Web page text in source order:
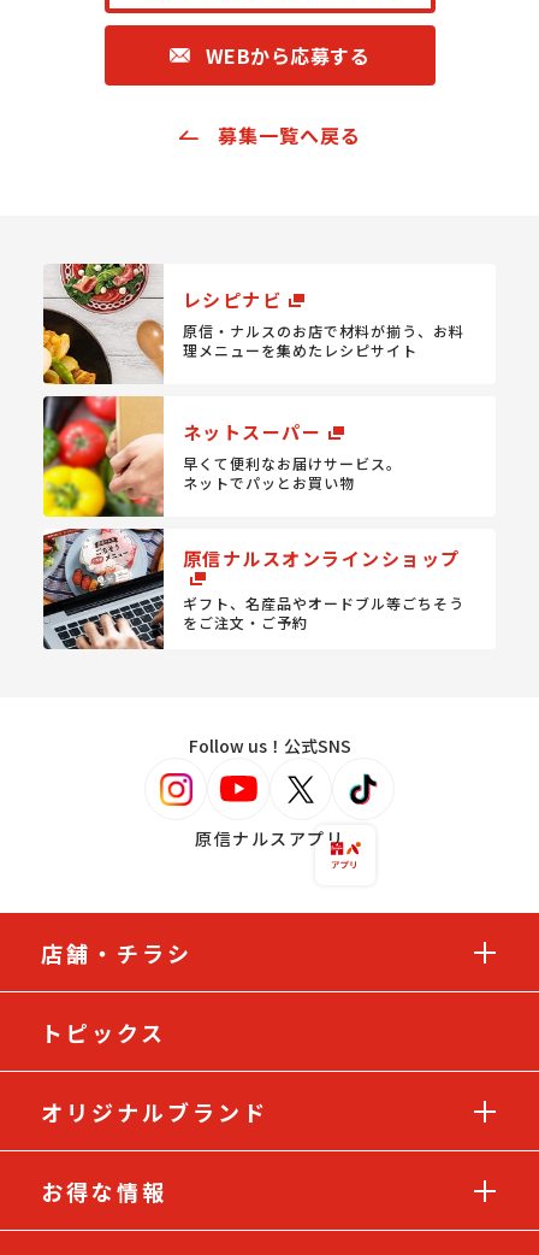
WEBから応募する
募集一覧へ戻る
レシピナビ
原信・ナルスのお店で材料が揃う、 お料
理メニューを集めたレシピサイト
ネットスーパー
早くて便利なお届けサービス。
ネットでパッとお買い物
原信ナルスオンラインショップ
ギフト、名産品やオードブル等ごちそう
をご注文・ご予約
Follow us！公式SNS
原信ナルスアプリ
店舗・チラシ
トピックス
オリジナルブランド
お得な情報